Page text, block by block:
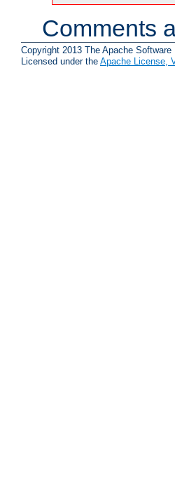
Comments
Copyright 2013 The Apache Software
Licensed under the Apache License,